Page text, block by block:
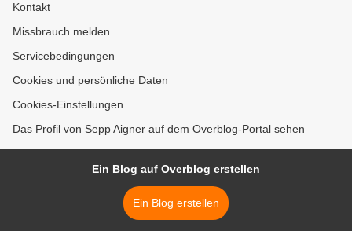
Kontakt
Missbrauch melden
Servicebedingungen
Cookies und persönliche Daten
Cookies-Einstellungen
Das Profil von Sepp Aigner auf dem Overblog-Portal sehen
Ein Blog auf Overblog erstellen
Ein Blog erstellen